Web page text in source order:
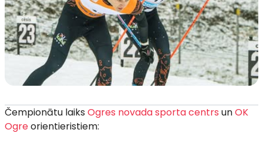
Čempionātu laiks Ogres novada sporta centrs unOK
Ogreorientieristiem: